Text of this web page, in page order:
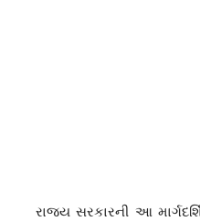
રાજ્ય સરકારની આ